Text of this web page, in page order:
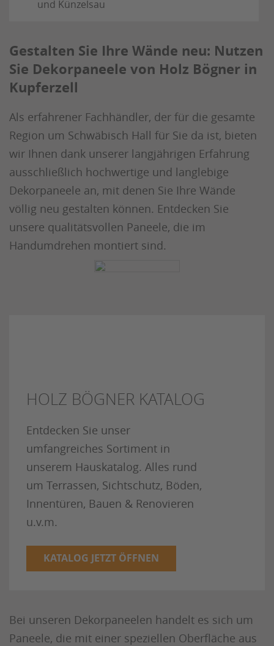
und Künzelsau
Gestalten Sie Ihre Wände neu: Nutzen
Sie Dekorpaneele von Holz Bögner in
Kupferzell
Als erfahrener Fachhändler, der für die gesamte
Region um Schwäbisch Hall für Sie da ist, bieten
wir Ihnen dank unserer langjährigen Erfahrung
ausschließlich hochwertige und langlebige
Dekorpaneele an, mit denen Sie Ihre Wände
völlig neu gestalten können. Entdecken Sie
unsere qualitätsvollen Paneele, die im
Handumdrehen montiert sind.
HOLZ BÖGNER KATALOG
Entdecken Sie unser
umfangreiches Sortiment in
unserem Hauskatalog. Alles rund
um Terrassen, Sichtschutz, Böden,
Innentüren, Bauen & Renovieren
u.v.m.
KATALOG JETZT ÖFFNEN
Bei unseren Dekorpaneelen handelt es sich um
Paneele, die mit einer speziellen Oberfläche aus